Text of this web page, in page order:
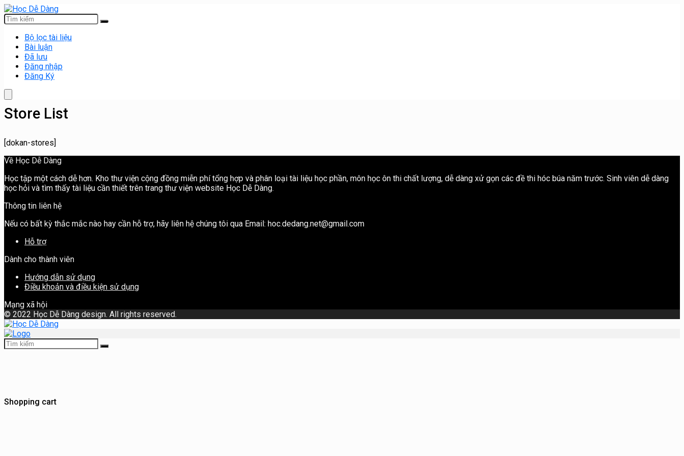
Bộ lọc tài liệu
Bài luận
Đã lưu
Đăng nhập
Đăng Ký
Store List
[dokan-stores]
Về Học Dễ Dàng
Học tập một cách dễ hơn. Kho thư viện cộng đồng miễn phí tổng hợp và phân loại tài liệu học phần, môn học ôn thi chất lượng, dễ dàng xử gọn các đề thi hóc búa năm trước. Sinh viên dễ dàng
học hỏi và tìm thấy tài liệu cần thiết trên trang thư viện website Học Dễ Dàng.
Thông tin liên hệ
Nếu có bất kỳ thắc mắc nào hay cần hỗ trợ, hãy liên hệ chúng tôi qua Email: hoc.dedang.net@gmail.com
Hỗ trợ
Dành cho thành viên
Hướng dẫn sử dụng
Điều khoản và điều kiện sử dụng
Mạng xã hội
© 2022 Học Dễ Dàng design. All rights reserved.
Shopping cart